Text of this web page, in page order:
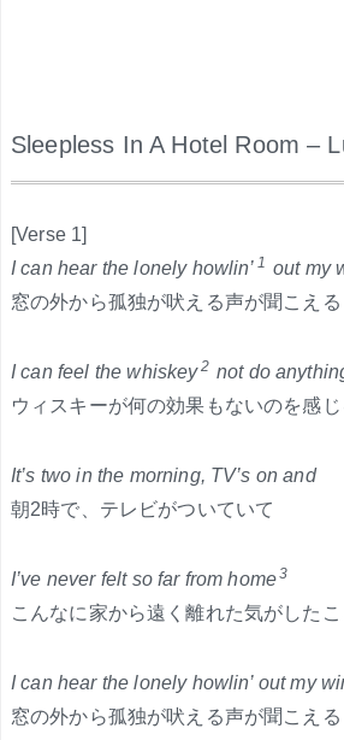
Sleepless In A Hotel Room –
[Verse 1]
I can hear the lonely howlin’ 1 out my
窓の外から孤独が吠える声が聞こえる
I can feel the whiskey2 not do
ウィスキーが何の効果もないのを感じ
It’s two in the morning, TV’s on and
朝2時で、テレビがついていて
I’ve never felt so far from home3
こんなに家から遠く離れた気がした
I can hear the lonely howlin’ out my
窓の外から孤独が吠える声が聞こえる